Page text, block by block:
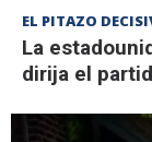
EL PITAZO
La
dirija el